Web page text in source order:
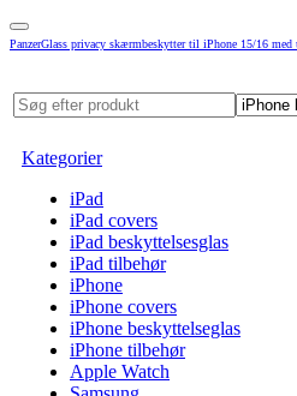
PanzerGlass privacy skærmbeskytter til iPhone 15/16 med
Kategorier
iPad
iPad covers
iPad beskyttelsesglas
iPad tilbehør
iPhone
iPhone covers
iPhone beskyttelseglas
iPhone tilbehør
Apple Watch